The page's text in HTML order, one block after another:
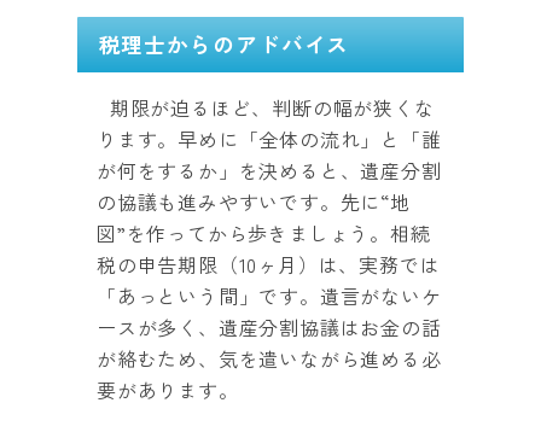
税理士からのアドバイス
期限が迫るほど、判断の幅が狭くな
ります。早めに「全体の流れ」と「誰
が何をするか」を決めると、遺産分割
の協議も進みやすいです。先に“地
図”を作ってから歩きましょう。相続
税の申告期限（10ヶ月）は、実務では
「あっという間」です。遺言がないケ
ースが多く、遺産分割協議はお金の話
が絡むため、気を遣いながら進める必
要があります。